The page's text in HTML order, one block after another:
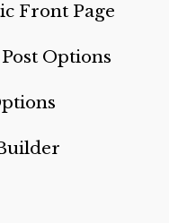
Front Page
Options